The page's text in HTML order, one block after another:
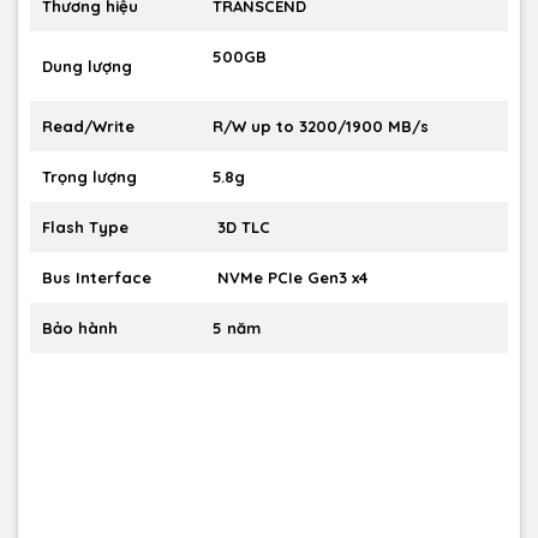
Thương hiệu TRANSCEND
Dung lượng 500GB
Read/Write R/W up to 3200/1900 MB/s
Trọng lượng 5.8g
Flash Type 3D TLC
Bus Interface NVMe PCIe Gen3 x4
Bảo hành 5 năm